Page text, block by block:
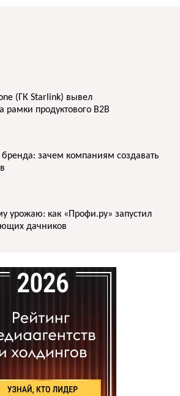
(ГК Starlink) вывел
рамки продуктового B2B
бренда: зачем компаниям создавать
урожаю: как «Профи.ру» запустил
дачников